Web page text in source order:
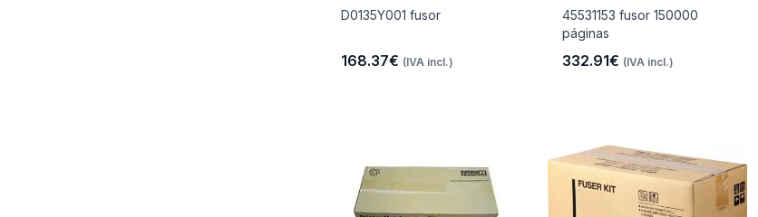
D0135Y001 fusor
168.37€ (IVA incl.)
45531153 fusor 150000
páginas
332.91€ (IVA incl.)